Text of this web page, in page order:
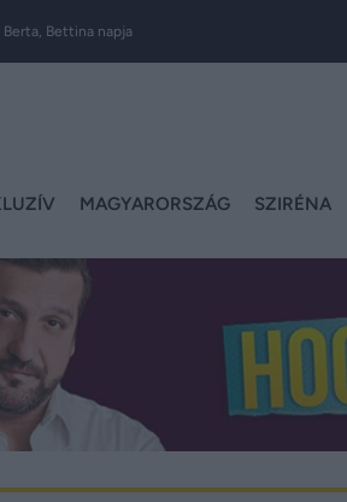
Bettina napja
MAGYARORSZÁG SZIRÉNA